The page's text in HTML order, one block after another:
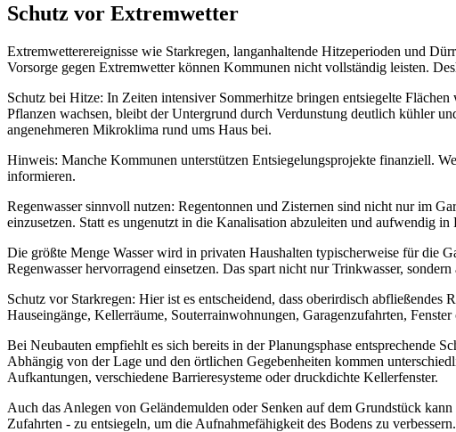
Schutz vor Extremwetter
Extremwetterereignisse wie Starkregen, langanhaltende Hitzeperioden und
Vorsorge gegen Extremwetter können Kommunen nicht vollständig leisten.
Schutz bei Hitze: In Zeiten intensiver Sommerhitze bringen entsiegelte
Pflanzen wachsen, bleibt der Untergrund durch Verdunstung deutlich kühler
angenehmeren Mikroklima rund ums Haus bei.
Hinweis: Manche Kommunen unterstützen Entsiegelungsprojekte finanziell.
informieren.
Regenwasser sinnvoll nutzen: Regentonnen und Zisternen sind nicht nur im
einzusetzen. Statt es ungenutzt in die Kanalisation abzuleiten und aufwendig
Die größte Menge Wasser wird in privaten Haushalten typischerweise für die
Regenwasser hervorragend einsetzen. Das spart nicht nur Trinkwasser,
Schutz vor Starkregen: Hier ist es entscheidend, dass oberirdisch
Hauseingänge, Kellerräume, Souterrainwohnungen, Garagenzufahrten,
Bei Neubauten empfiehlt es sich bereits in der Planungsphase entsprechende
Abhängig von der Lage und den örtlichen Gegebenheiten kommen
Aufkantungen, verschiedene Barrieresysteme oder druckdichte Kellerfenster.
Auch das Anlegen von Geländemulden oder Senken auf dem Grundstück
Zufahrten - zu entsiegeln, um die Aufnahmefähigkeit des Bodens zu verbessern.